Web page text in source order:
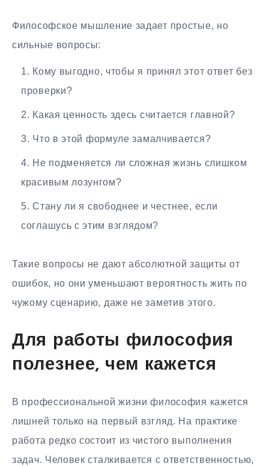
Философское мышление задает простые, но
сильные вопросы:
Кому выгодно, чтобы я принял этот ответ без
проверки?
Какая ценность здесь считается главной?
Что в этой формуле замалчивается?
Не подменяется ли сложная жизнь слишком
красивым лозунгом?
Стану ли я свободнее и честнее, если
соглашусь с этим взглядом?
Такие вопросы не дают абсолютной защиты от
ошибок, но они уменьшают вероятность жить по
чужому сценарию, даже не заметив этого.
Для работы философия
полезнее, чем кажется
В профессиональной жизни философия кажется
лишней только на первый взгляд. На практике
работа редко состоит из чистого выполнения
задач. Человек сталкивается с ответственностью,